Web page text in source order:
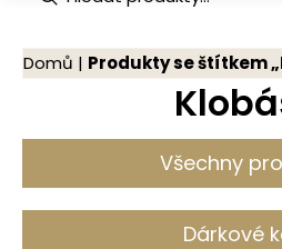
u
c
s
r
c
Domů | Produkty se štítkem
Všechny
Dárkové